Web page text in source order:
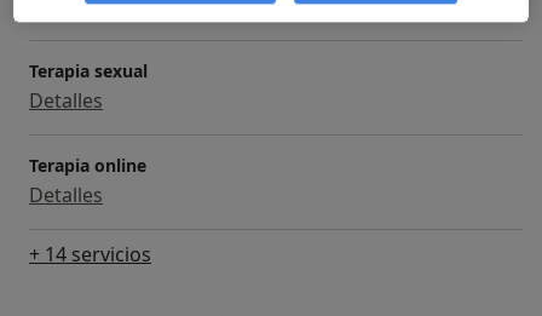
Detalles
Terapia sexual
Detalles
Terapia online
Detalles
+ 14 servicios